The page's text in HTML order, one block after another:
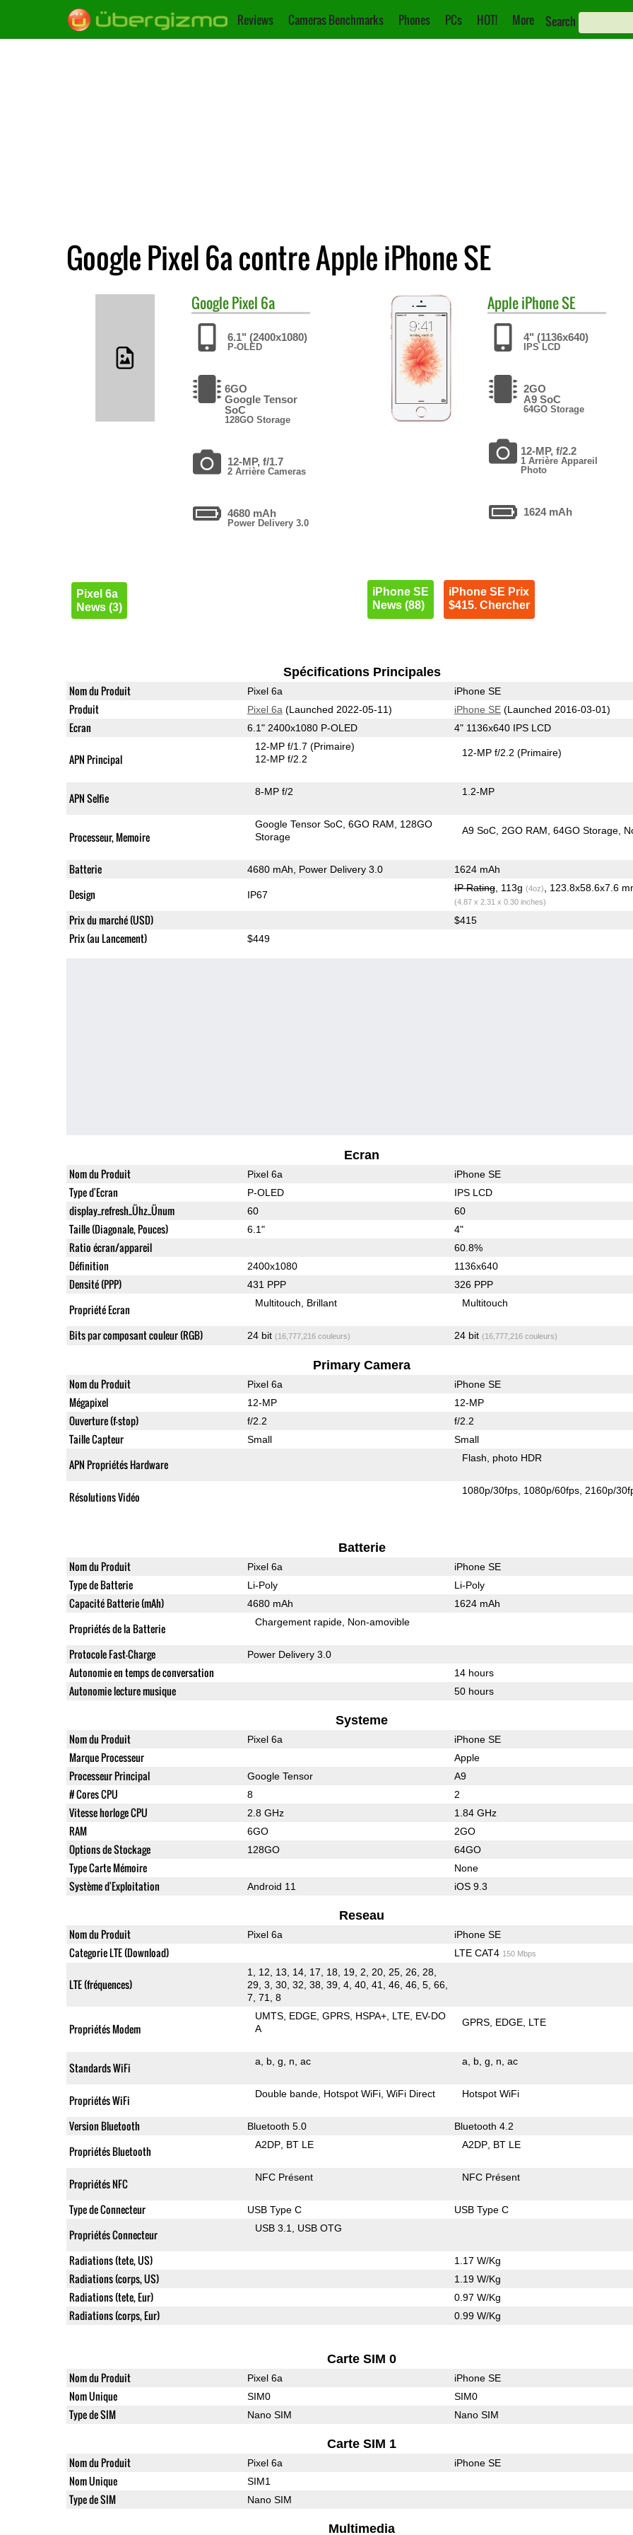
Reviews Cameras Benchmarks Phones PCs HOT! More Search
Google Pixel 6a contre Apple iPhone SE
GooglePixel 6a
6.1" (2400x1080)
P-OLED
6GO
Google Tensor
SoC
128GO Storage
12-MP, f/1.7
2 Arrière Cameras
4680 mAh
Power Delivery 3.0
Pixel 6a
News (3)
AppleiPhone SE
4" (1136x640)
IPS LCD
2GO
A9 SoC
64GO Storage
12-MP, f/2.2
1 Arrière Appareil
Photo
1624 mAh
iPhone SE
News (88)
iPhone SE Prix
$415. Chercher
Spécifications Principales
Nom du Produit Pixel 6a iPhone SE
Produit Pixel 6a (Launched 2022-05-11) iPhone SE(Launched 2016-03-01)
Ecran 6.1" 2400x1080 P-OLED 4" 1136x640 IPS LCD
APN Principal
12-MP f/1.7(Primaire)
12-MP f/2.2
12-MP f/2.2(Primaire)
APN Selfie 8-MP f/2 1.2-MP
Processeur, Memoire
Google Tensor SoC 6GO RAM
128GO
Storage
A9 SoC 2GO RAM 64GO Storage
Batterie 4680 mAh, Power Delivery 3.0 1624 mAh
Design IP67
IP Rating, 113g (4oz) , 123.8x58.6x7.6
(4.87 x 2.31 x 0.30 inches)
Prix du marché (USD) $415
Prix (au Lancement) $449
Ecran
Nom du Produit Pixel 6a iPhone SE
Type d'Ecran P-OLED IPS LCD
display_refresh_Ühz_Ünum 60 60
Taille (Diagonale, Pouces) 6.1" 4"
Ratio écran/appareil 60.8%
Définition 2400x1080 1136x640
Densité (PPP) 431 PPP 326 PPP
Propriété Ecran Multitouch Brillant Multitouch
Bits par composant couleur (RGB) 24 bit (16,777,216 couleurs) 24 bit (16,777,216 couleurs)
Primary Camera
Nom du Produit Pixel 6a iPhone SE
Mégapixel 12-MP 12-MP
Ouverture (f-stop) f/2.2 f/2.2
Taille Capteur Small Small
APN Propriétés Hardware Flash photo HDR
Résolutions Vidéo 1080p/30fps 1080p/60fps 2160p/
Batterie
Nom du Produit Pixel 6a iPhone SE
Type de Batterie Li-Poly Li-Poly
Capacité Batterie (mAh) 4680 mAh 1624 mAh
Propriétés de la Batterie Chargement rapide Non-amovible
Protocole Fast-Charge Power Delivery 3.0
Autonomie en temps de conversation 14 hours
Autonomie lecture musique 50 hours
Systeme
Nom du Produit Pixel 6a iPhone SE
Marque Processeur Apple
Processeur Principal Google Tensor A9
# Cores CPU 8 2
Vitesse horloge CPU 2.8 GHz 1.84 GHz
RAM 6GO 2GO
Options de Stockage 128GO 64GO
Type Carte Mémoire None
Système d'Exploitation Android 11 iOS 9.3
Reseau
Nom du Produit Pixel 6a iPhone SE
Categorie LTE (Download) LTE CAT4 150 Mbps
LTE (fréquences)
1, 12, 13, 14, 17, 18, 19, 2, 20, 25, 26, 28,
29, 3, 30, 32, 38, 39, 4, 40, 41, 46, 46, 5, 66,
7, 71, 8
Propriétés Modem
UMTS EDGE GPRS HSPA+ LTE EV-DO
A
GPRS EDGE LTE
Standards WiFi a b g n ac a b g n ac
Propriétés WiFi Double bande Hotspot WiFi WiFi Direct Hotspot WiFi
Version Bluetooth Bluetooth 5.0 Bluetooth 4.2
Propriétés Bluetooth A2DP BT LE A2DP BT LE
Propriétés NFC NFC Présent NFC Présent
Type de Connecteur USB Type C USB Type C
Propriétés Connecteur USB 3.1 USB OTG
Radiations (tete, US) 1.17 W/Kg
Radiations (corps, US) 1.19 W/Kg
Radiations (tete, Eur) 0.97 W/Kg
Radiations (corps, Eur) 0.99 W/Kg
Carte SIM 0
Nom du Produit Pixel 6a iPhone SE
Nom Unique SIM0 SIM0
Type de SIM Nano SIM Nano SIM
Carte SIM 1
Nom du Produit Pixel 6a iPhone SE
Nom Unique SIM1
Type de SIM Nano SIM
Multimedia